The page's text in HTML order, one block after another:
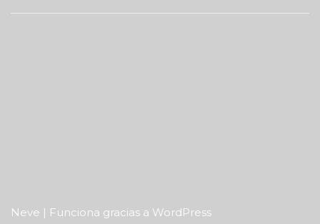
Neve | Funciona gracias a WordPress